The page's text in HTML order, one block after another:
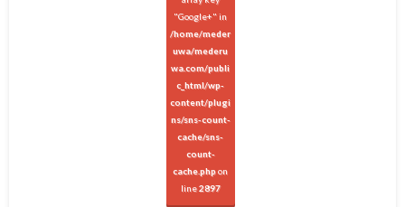
"Google+" in
/home/meder
uwa/mederu
wa.com/publi
c_html/wp-
content/plugi
ns/sns-count-
cache/sns-
count-
cache.phpon
line2897